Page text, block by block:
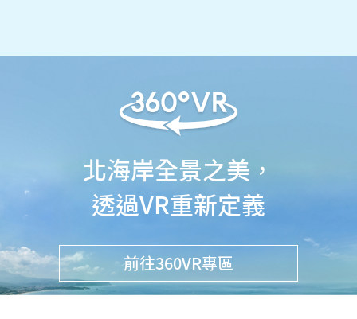
北海岸全景之美，
透過VR重新定義
前往360VR專區